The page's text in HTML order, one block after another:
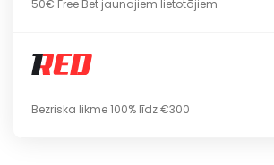
50€ Free Bet jaunajiem lietotājiem
Bezriska likme 100% līdz €300